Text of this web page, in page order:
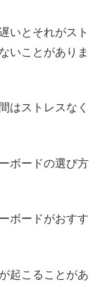
いとそれがスト
いことがありま
はストレスなく
ボードの選び方
ボードがおすす
起こることがあ